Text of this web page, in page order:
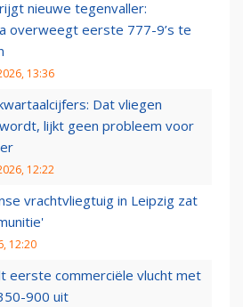
nieuwe tegenvaller:
overweegt eerste 777-9’s te
13:36
Dat vliegen
lijkt geen probleem voor
12:22
vrachtvliegtuig in Leipzig zat
12:20
eerste commerciële vlucht met
900 uit